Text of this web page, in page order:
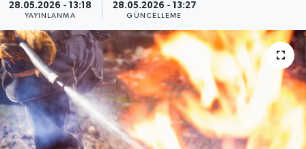
28.05.2026 - 13:18
YAYINLANMA
28.05.2026 - 13:27
GÜNCELLEME
RESMİ İLANLAR
SAĞLIK
SİYASET
SOSYAL YARDIMLAR